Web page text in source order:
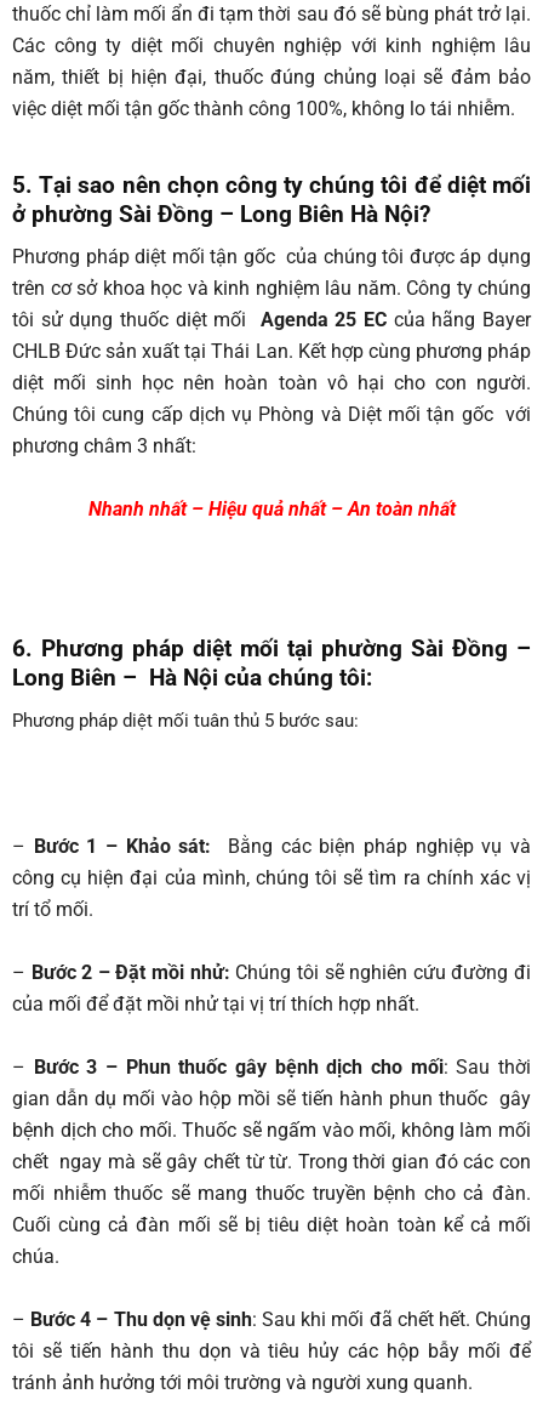
thuốc chỉ làm mối ẩn đi tạm thời sau đó sẽ bùng phát trở lại.
Các công ty diệt mối chuyên nghiệp với kinh nghiệm lâu
năm, thiết bị hiện đại, thuốc đúng chủng loại sẽ đảm bảo
việc diệt mối tận gốc thành công 100%, không lo tái nhiễm.
5. Tại sao nên chọn công ty chúng tôi để diệt mối
ở phường Sài Đồng – Long Biên Hà Nội?
Phương pháp diệt mối tận gốc của chúng tôi được áp dụng
trên cơ sở khoa học và kinh nghiệm lâu năm. Công ty chúng
tôi sử dụng thuốc diệt mối Agenda 25 EC của hãng Bayer
CHLB Đức sản xuất tại Thái Lan. Kết hợp cùng phương pháp
diệt mối sinh học nên hoàn toàn vô hại cho con người.
Chúng tôi cung cấp dịch vụ Phòng và Diệt mối tận gốc với
phương châm 3 nhất:
Nhanh nhất – Hiệu quả nhất – An toàn nhất
6. Phương pháp diệt mối tại phường Sài Đồng –
Long Biên – Hà Nội của chúng tôi:
Phương pháp diệt mối tuân thủ 5 bước sau:
– Bước 1 – Khảo sát: Bằng các biện pháp nghiệp vụ và
công cụ hiện đại của mình, chúng tôi sẽ tìm ra chính xác vị
trí tổ mối.
– Bước 2 – Đặt mồi nhử: Chúng tôi sẽ nghiên cứu đường đi
của mối để đặt mồi nhử tại vị trí thích hợp nhất.
– Bước 3 – Phun thuốc gây bệnh dịch cho mối: Sau thời
gian dẫn dụ mối vào hộp mồi sẽ tiến hành phun thuốc gây
bệnh dịch cho mối. Thuốc sẽ ngấm vào mối, không làm mối
chết ngay mà sẽ gây chết từ từ. Trong thời gian đó các con
mối nhiễm thuốc sẽ mang thuốc truyền bệnh cho cả đàn.
Cuối cùng cả đàn mối sẽ bị tiêu diệt hoàn toàn kể cả mối
chúa.
– Bước 4 – Thu dọn vệ sinh: Sau khi mối đã chết hết. Chúng
tôi sẽ tiến hành thu dọn và tiêu hủy các hộp bẫy mối để
tránh ảnh hưởng tới môi trường và người xung quanh.